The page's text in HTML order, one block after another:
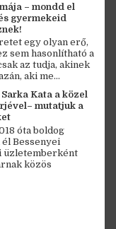
– mondd el
gyermekeid
egy olyan erő,
sem hasonlítható a
az tudja, akinek
aki me...
Kata a közel
mutatjuk a
óta boldog
él Bessenyei
üzletemberként
közös